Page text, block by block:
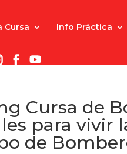
Cursa Info Práctica
Cursa de
para vivir
de